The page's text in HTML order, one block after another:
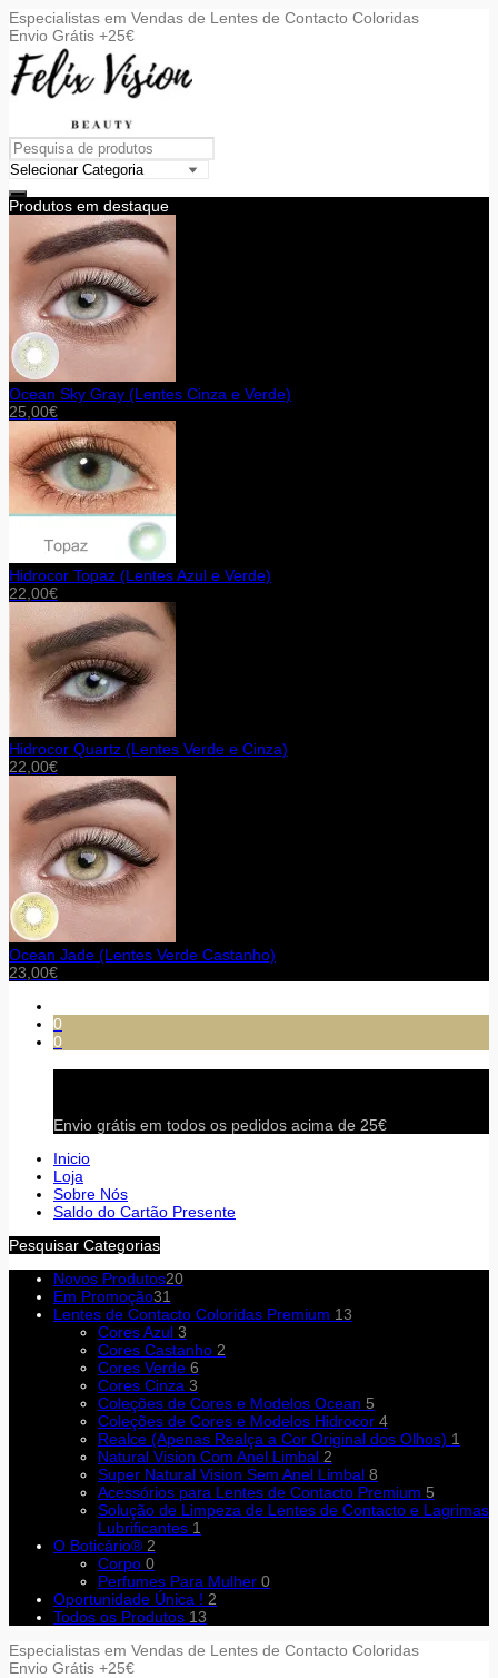
Especialistas em Vendas de Lentes de Contacto Coloridas
Envio Grátis +25€
Produtos em destaque
Ocean Sky Gray (Lentes Cinza e Verde)
25,00€
Hidrocor Topaz (Lentes Azul e Verde)
22,00€
Hidrocor Quartz (Lentes Verde e Cinza)
22,00€
Ocean Jade (Lentes Verde Castanho)
23,00€
0
0
Envio grátis em todos os pedidos acima de 25€
Inicio
Loja
Sobre Nós
Saldo do Cartão Presente
Pesquisar Categorias
Novos Produtos20
Em Promoção31
Lentes de Contacto Coloridas Premium 13
Cores Azul 3
Cores Castanho 2
Cores Verde 6
Cores Cinza 3
Coleções de Cores e Modelos Ocean 5
Coleções de Cores e Modelos Hidrocor 4
Realce (Apenas Realça a Cor Original dos Olhos) 1
Natural Vision Com Anel Limbal 2
Super Natural Vision Sem Anel Limbal 8
Acessórios para Lentes de Contacto Premium 5
Solução de Limpeza de Lentes de Contacto e Lagrimas
Lubrificantes 1
O Boticário® 2
Corpo 0
Perfumes Para Mulher 0
Oportunidade Única ! 2
Todos os Produtos 13
Especialistas em Vendas de Lentes de Contacto Coloridas
Envio Grátis +25€